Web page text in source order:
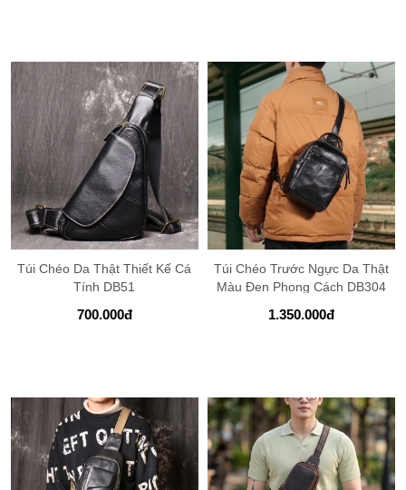
Túi Chéo Da Thật Thiết Kế Cá
Tính DB51
700.000đ
Túi Chéo Trước Ngực Da Thật
Màu Đen Phong Cách DB304
1.350.000đ